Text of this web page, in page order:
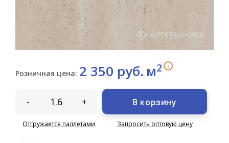
Розничная цена: 2 350 руб. м2 i
- +
Отгружается паллетами
В корзину
Запросить оптовую цену